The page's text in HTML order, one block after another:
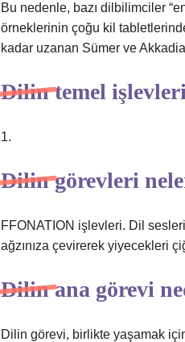
Bu nedenle, bazı dilbilimciler
örneklerinin çoğu kil
kadar uzanan Sümer ve
Dilin temel
1.
Dilin görevleri
FFONATION işlevleri. Dil
ağzınıza çevirerek yiyecekleri
Dilin ana görevi
Dilin görevi, birlikte yaşamak